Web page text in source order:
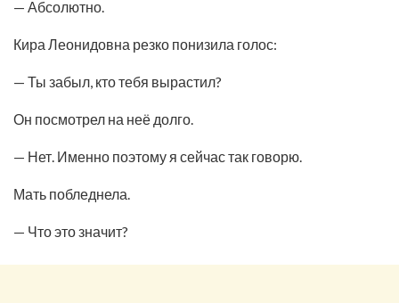
— Абсолютно.
Кира Леонидовна резко понизила голос:
— Ты забыл, кто тебя вырастил?
Он посмотрел на неё долго.
— Нет. Именно поэтому я сейчас так говорю.
Мать побледнела.
— Что это значит?